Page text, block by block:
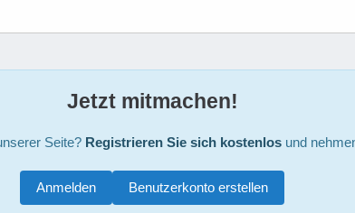
Jetzt mitmachen!
Seite? Registrieren Sie sich kostenlosund
Benutzerkonto erstellen
Anmelden